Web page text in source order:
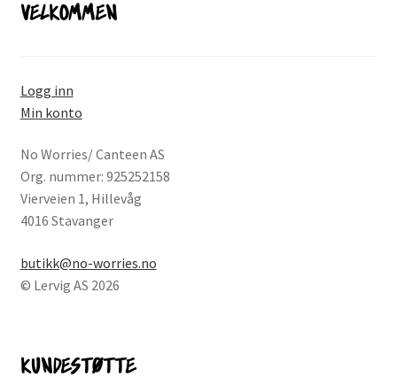
VELKOMMEN
Logg inn
Min konto
No Worries/ Canteen AS
Org. nummer: 925252158
Vierveien 1, Hillevåg
4016 Stavanger
butikk@no-worries.no
© Lervig AS 2026
KUNDESTØTTE